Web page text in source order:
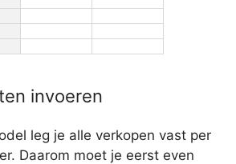
invoeren
leg je alle verkopen vast per
Daarom moet je eerst even